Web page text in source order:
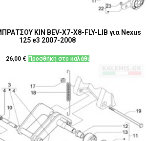
ΚΙΝ BEV-Χ7-Χ8-FLY-LIB για Nexus
125 e3 2007-2008
26,00 € Προσθήκη στο καλάθι